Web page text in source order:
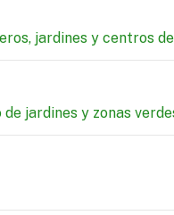
jardines y centros
jardines y zonas